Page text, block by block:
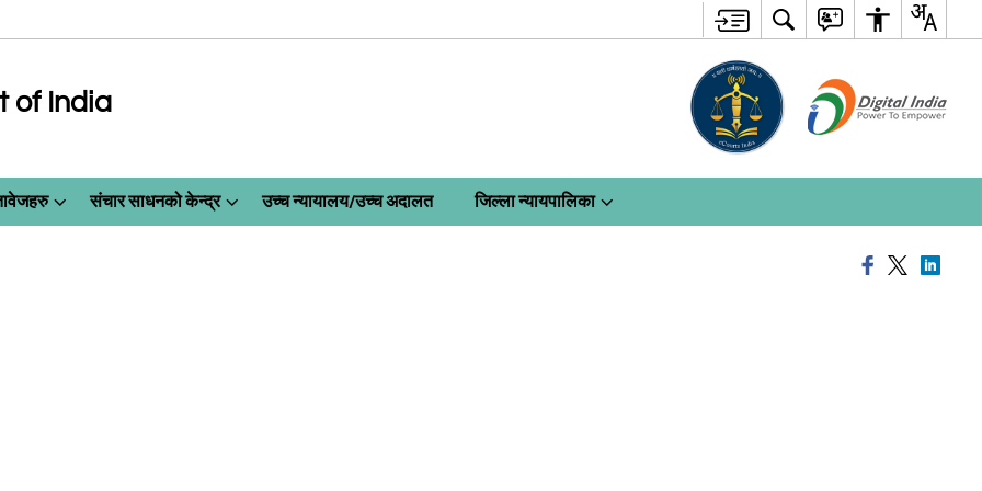
of India
संचार साधनको केन्द्र उच्च न्यायालय/उच्च अदालत जिल्ला न्यायपालिका